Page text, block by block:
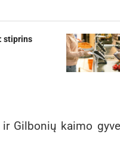
stiprins
Gilbonių kaimo